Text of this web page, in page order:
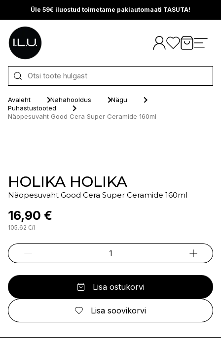
Üle 59€ iluostud toimetame pakiautomaati TASUTA!
Otse sisu juurde
Avaleht Nahahooldus
Nägu
Puhastustooted
Näopesuvaht Good Cera Super Ceramide 160ml
HOLIKA HOLIKA
Näopesuvaht Good Cera Super Ceramide 160ml
16,90 €
105.62 €/l
Lisa ostukorvi
Lisa soovikorvi